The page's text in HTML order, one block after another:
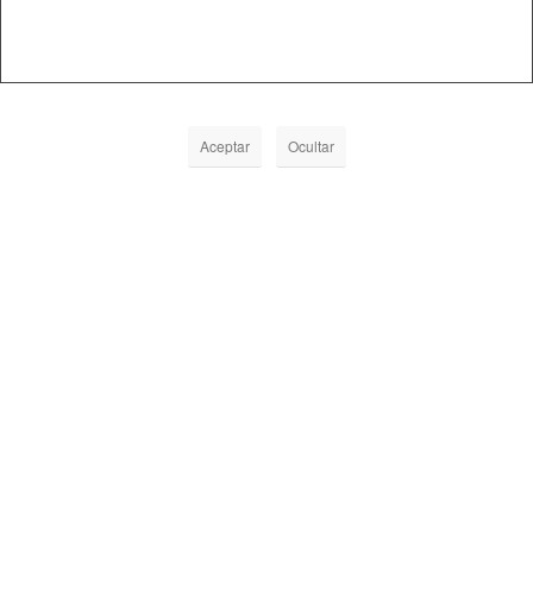
Aceptar Ocultar